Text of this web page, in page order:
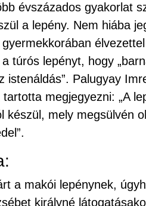
évszázados gyakorlat
a lepény. Nem hiába
túrós lepényt, hogy
istenáldás”. Palugyay
megjegyezni: „A
készül, mely megsülvén
a makói lepénynek,
királyné